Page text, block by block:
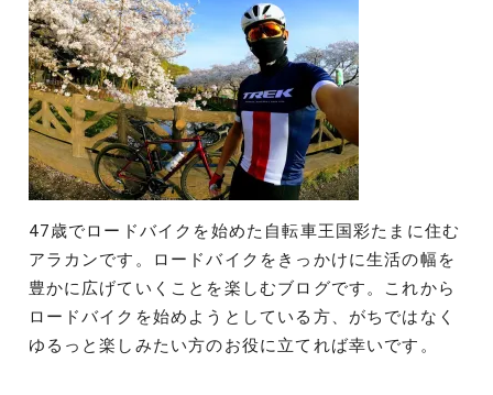
47歳でロードバイクを始めた自転車王国彩たまに住む
アラカンです。ロードバイクをきっかけに生活の幅を
豊かに広げていくことを楽しむブログです。これから
ロードバイクを始めようとしている方、がちではなく
ゆるっと楽しみたい方のお役に立てれば幸いです。